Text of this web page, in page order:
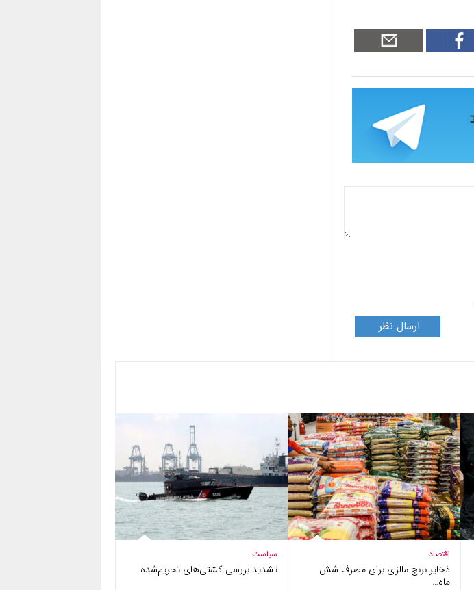
اقتصاد
ذخایر برنج مالزی برای مصرف شش
ماه…
سیاست
تشدید بررسی کشتی‌های تحریم‌شده